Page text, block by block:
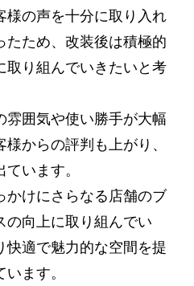
様の声を十分に取り入れ
たため、改装後は積極的
取り組んでいきたいと考
雰囲気や使い勝手が大幅
からの評判も上がり、
います。
かけにさらなる店舗のブ
の向上に取り組んでい
快適で魅力的な空間を提
ます。